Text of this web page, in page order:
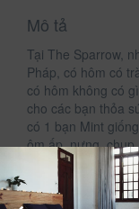
Mô tả
Tại The Sparrow,
Pháp, có hôm có
có hôm không có
cho các bạn thỏa
có 1 bạn Mint
ôm ấp, nựng, chụp
1 Nhiếp ảnh gia,
1 mình sẽ không
ảo cho nhé!